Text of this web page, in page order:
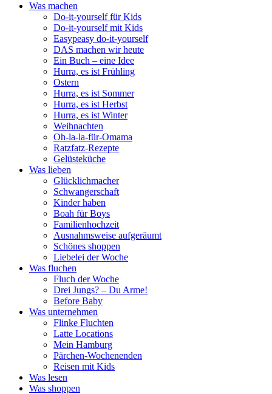
Was machen
Do-it-yourself für Kids
Do-it-yourself mit Kids
Easypeasy do-it-yourself
DAS machen wir heute
Ein Buch – eine Idee
Hurra, es ist Frühling
Ostern
Hurra, es ist Sommer
Hurra, es ist Herbst
Hurra, es ist Winter
Weihnachten
Oh-la-la-für-Omama
Ratzfatz-Rezepte
Gelüsteküche
Was lieben
Glücklichmacher
Schwangerschaft
Kinder haben
Boah für Boys
Familienhochzeit
Ausnahmsweise aufgeräumt
Schönes shoppen
Liebelei der Woche
Was fluchen
Fluch der Woche
Drei Jungs? – Du Arme!
Before Baby
Was unternehmen
Flinke Fluchten
Latte Locations
Mein Hamburg
Pärchen-Wochenenden
Reisen mit Kids
Was lesen
Was shoppen